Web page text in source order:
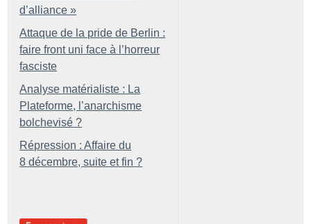
d’alliance »
Attaque de la pride de Berlin :
faire front uni face à l’horreur
fasciste
Analyse matérialiste : La
Plateforme, l’anarchisme
bolchevisé ?
Répression : Affaire du
8 décembre, suite et fin ?